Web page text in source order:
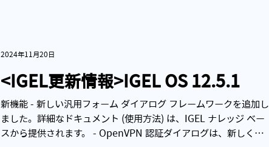
<IGEL更新情報>IGEL OS 12.5.1
新機能 - 新しい汎用フォーム ダイアログ フレームワークを追加し
ました。詳細なドキュメント (使用方法) は、IGEL ナレッジ ベー
スから提供されます。 - OpenVPN 認証ダイアログは、新しく設
2024年11月20日